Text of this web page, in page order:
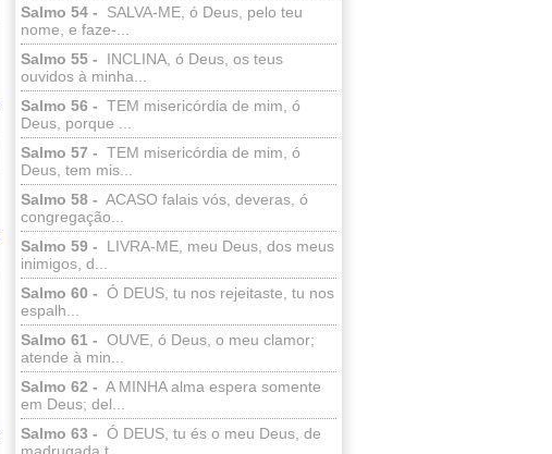
Salmo 54 -
SALVA-ME, ó Deus, pelo teu
nome, e faze-...
Salmo 55 -
INCLINA, ó Deus, os teus
ouvidos à minha...
Salmo 56 - TEM misericórdia de mim, ó
Deus, porque ...
Salmo 57 - TEM misericórdia de mim, ó
Deus, tem mis...
Salmo 58 - ACASO falais vós, deveras, ó
congregação...
Salmo 59 -
LIVRA-ME, meu Deus, dos meus
inimigos, d...
Salmo 60 - Ó DEUS, tu nos rejeitaste, tu nos
espalh...
Salmo 61 - OUVE, ó Deus, o meu clamor;
atende à min...
Salmo 62 - A MINHA alma espera somente
em Deus; del...
Salmo 63 - Ó DEUS, tu és o meu Deus, de